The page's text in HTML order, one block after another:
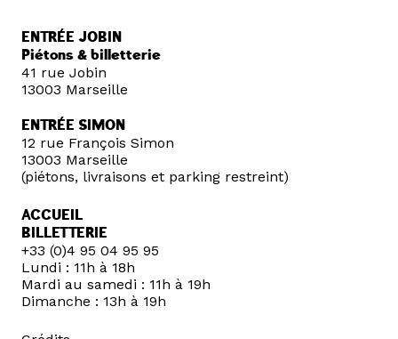
ENTRÉE JOBIN
Piétons & billetterie
41 rue Jobin
13003 Marseille
ENTRÉE SIMON
12 rue François Simon
13003 Marseille
(piétons, livraisons et parking restreint)
ACCUEIL
BILLETTERIE
+33 (0)4 95 04 95 95
Lundi : 11h à 18h
Mardi au samedi : 11h à 19h
Dimanche : 13h à 19h